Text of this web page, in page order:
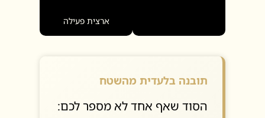
ארצית פעילה
תובנה בלעדית מהשטח
הסוד שאף אחד לא מספר לכם: